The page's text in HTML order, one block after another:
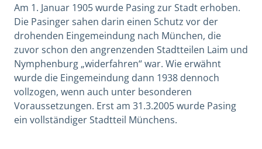
Am 1. Januar 1905 wurde Pasing zur Stadt erhoben.
Die Pasinger sahen darin einen Schutz vor der
drohenden Eingemeindung nach München, die
zuvor schon den angrenzenden Stadtteilen Laim und
Nymphenburg „widerfahren“ war. Wie erwähnt
wurde die Eingemeindung dann 1938 dennoch
vollzogen, wenn auch unter besonderen
Voraussetzungen. Erst am 31.3.2005 wurde Pasing
ein vollständiger Stadtteil Münchens.